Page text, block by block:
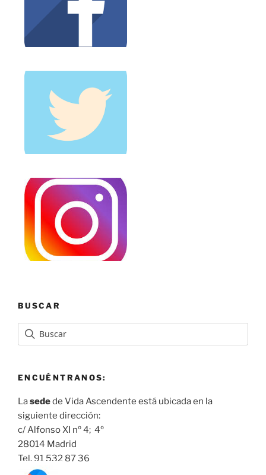
BUSCAR
ENCUÉNTRANOS:
Lasedede Vida Ascendente está ubicada en la
siguiente dirección:
c/ Alfonso XI nº 4; 4º
28014 Madrid
Tel. 91 532 87 36